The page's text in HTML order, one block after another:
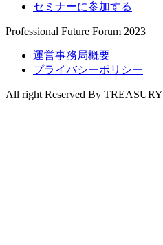
セミナーに参加する
Professional Future Forum 2023
運営事務局概要
プライバシーポリシー
All right Reserved By TREASURY